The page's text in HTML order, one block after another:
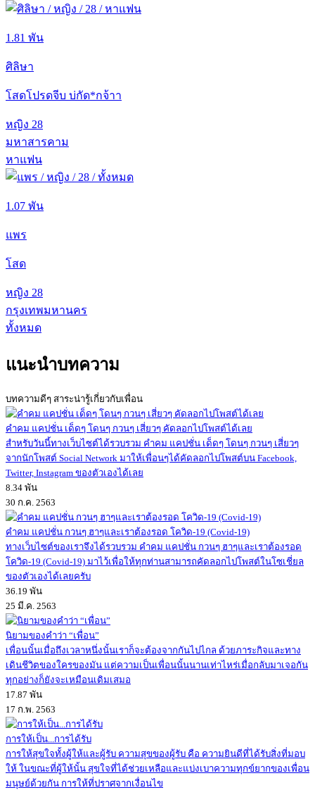
1.81 พัน
ศิลิษา
โสดโปรดจีบ บ่กัด*กจ้าา
หญิง 28
มหาสารคาม
หาแฟน
1.07 พัน
แพร
โสด
หญิง 28
กรุงเทพมหานคร
ทั้งหมด
แนะนำบทความ
บทความดีๆ สาระน่ารู้เกี่ยวกับเพื่อน
คำคม แคปชั่น เด็ดๆ โดนๆ กวนๆ เสี่ยวๆ คัดลอกไปโพสต์ได้เลย
สำหรับวันนี้ทางเว็บไซต์ได้รวบรวม คำคม แคปชั่น เด็ดๆ โดนๆ กวนๆ เสี่ยวๆ
จากนักโพสต์ Social Network มาให้เพื่อนๆได้คัดลอกไปโพสต์บน Facebook,
Twitter, Instagram ของตัวเองได้เลย
8.34 พัน
30 ก.ค. 2563
คำคม แคปชั่น กวนๆ ฮาๆและเราต้องรอด โควิด-19 (Covid-19)
ทางเว็บไซต์ของเราจึงได้รวบรวม คำคม แคปชั่น กวนๆ ฮาๆและเราต้องรอด
โควิด-19 (Covid-19) มาไว้เพื่อให้ทุกท่านสามารถคัดลอกไปโพสต์ในโซเชี่ยล
ของตัวเองได้เลยครับ
36.19 พัน
25 มี.ค. 2563
นิยามของคำว่า “เพื่อน”
เพื่อนนั้นเมื่อถึงเวลาหนึ่งนั้นเราก็จะต้องจากกันไปไกล ด้วยภาระกิจและทาง
เดินชีวิตของใครของมัน แต่ความเป็นเพื่อนนั้นนานเท่าไหร่เมื่อกลับมาเจอกัน
ทุกอย่างก็ยังจะเหมือนเดิมเสมอ
17.87 พัน
17 ก.พ. 2563
การให้เป็น...การได้รับ
การให้สุขใจทั้งผู้ให้และผู้รับ ความสุขของผู้รับ คือ ความยินดีที่ได้รับสิ่งที่มอบ
ให้ ในขณะที่ผู้ให้นั้น สุขใจที่ได้ช่วยเหลือและแบ่งเบาความทุกข์ยากของเพื่อน
มนุษย์ด้วยกัน การให้ที่ปราศจากเงื่อนไข